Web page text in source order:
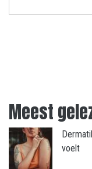
Meest
voelt